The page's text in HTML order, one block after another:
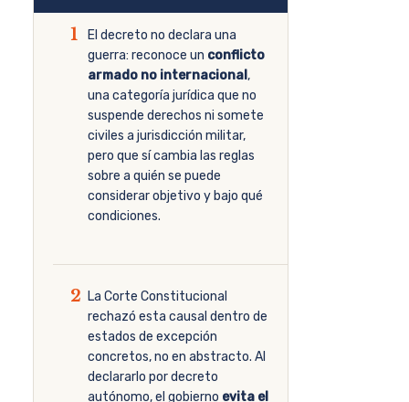
1
El decreto no declara una
guerra: reconoce un conflicto
armado no internacional,
una categoría jurídica que no
suspende derechos ni somete
civiles a jurisdicción militar,
pero que sí cambia las reglas
sobre a quién se puede
considerar objetivo y bajo qué
condiciones.
2 La Corte Constitucional
rechazó esta causal dentro de
estados de excepción
concretos, no en abstracto. Al
declararlo por decreto
autónomo, el gobierno evita el